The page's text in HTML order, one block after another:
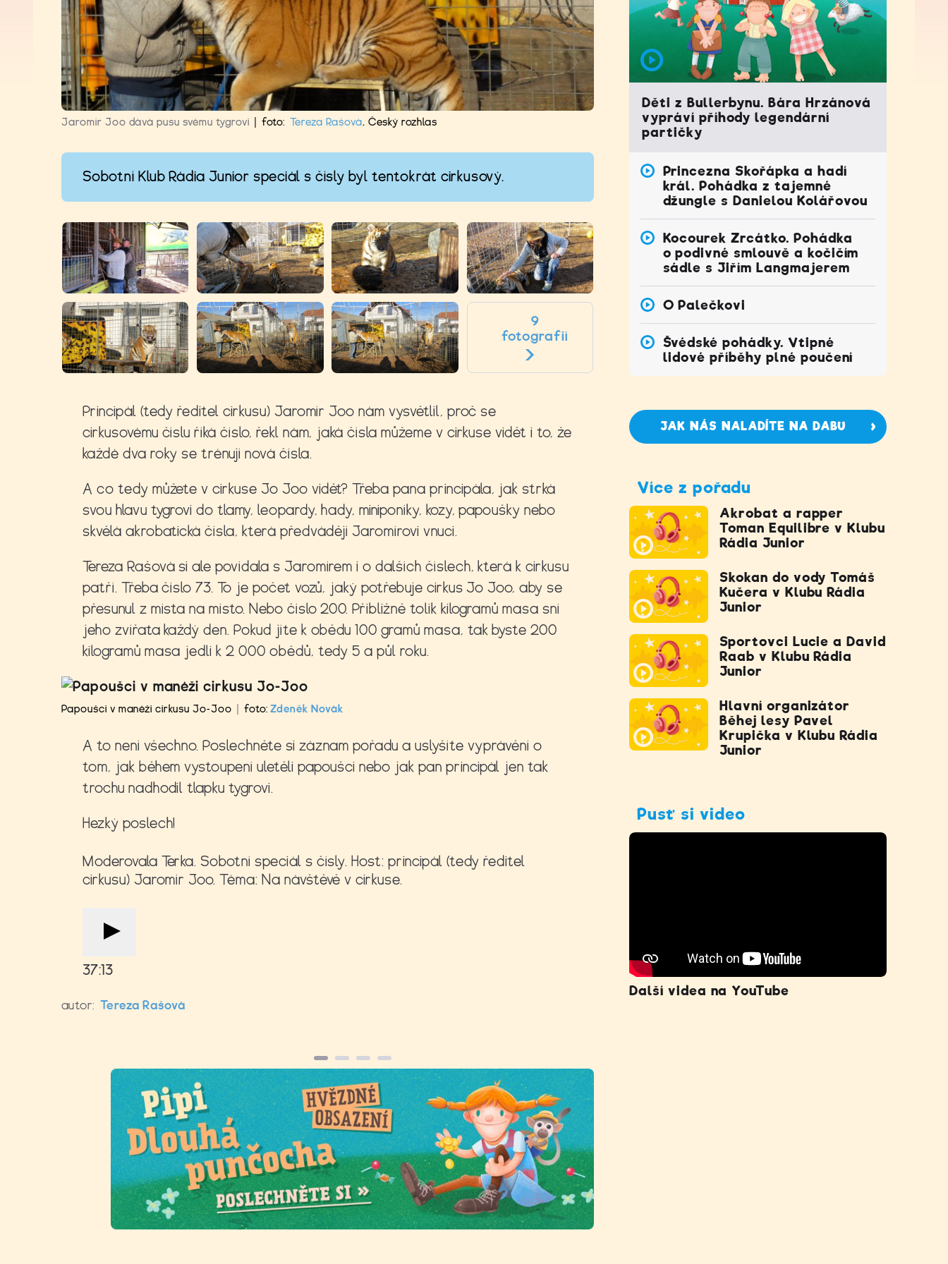
Jaromír Joo dává pusu svému tygrovi foto: Tereza Rašová, Český rozhlas
Sobotní Klub Rádia Junior speciál s čísly byl tentokrát cirkusový.
9
fotografií
Principál (tedy ředitel cirkusu) Jaromír Joo nám vysvětlil, proč se
cirkusovému číslu říká číslo, řekl nám, jaká čísla můžeme v cirkuse vidět i to, že
každé dva roky se trénují nová čísla.
A co tedy můžete v cirkuse Jo Joo vidět? Třeba pana principála, jak strká
svou hlavu tygrovi do tlamy, leopardy, hady, miniponíky, kozy, papoušky nebo
skvělá akrobatická čísla, která předvádějí Jaromírovi vnuci.
Tereza Rašová si ale povídala s Jaromírem i o dalších číslech, která k cirkusu
patří. Třeba číslo 73. To je počet vozů, jaký potřebuje cirkus Jo Joo, aby se
přesunul z místa na místo. Nebo číslo 200. Přibližně tolik kilogramů masa sní
jeho zvířata každý den. Pokud jíte k obědu 100 gramů masa, tak byste 200
kilogramů masa jedli k 2 000 obědů, tedy 5 a půl roku.
Papoušci v manéži cirkusu Jo-Joo foto:Zdeněk Novák
A to není všechno. Poslechněte si záznam pořadu a uslyšíte vyprávění o
tom, jak během vystoupení uletěli papoušci nebo jak pan principál jen tak
trochu nadhodil tlapku tygrovi.
Hezký poslech!
Moderovala Terka. Sobotní speciál s čísly. Host: principál (tedy ředitel
cirkusu) Jaromír Joo. Téma: Na návštěvě v cirkuse.
37:13
autor: Tereza Rašová
Děti z Bullerbynu. Bára Hrzánová
vypráví příhody legendární
partičky
Princezna Skořápka a hadí
král. Pohádka z tajemné
džungle s Danielou Kolářovou
Kocourek Zrcátko. Pohádka
o podivné smlouvě a kočičím
sádle s Jiřím Langmajerem
O Palečkovi
Švédské pohádky. Vtipné
lidové příběhy plné poučení
JAK NÁS NALADÍTE NA DABU
Více z pořadu
Akrobat a rapper
Toman Equilibre v Klubu
Rádia Junior
Skokan do vody Tomáš
Kučera v Klubu Rádia
Junior
Sportovci Lucie a David
Raab v Klubu Rádia
Junior
Hlavní organizátor
Běhej lesy Pavel
Krupička v Klubu Rádia
Junior
Pusť si video
Další videa na YouTube